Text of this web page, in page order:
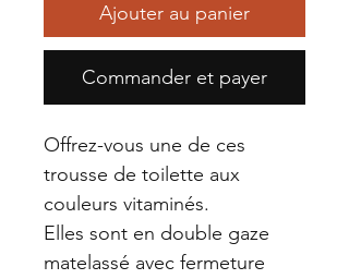
Ajouter au panier
Commander et payer
Offrez-vous une de ces
trousse de toilette aux
couleurs vitaminés.
Elles sont en double gaze
matelassé avec fermeture